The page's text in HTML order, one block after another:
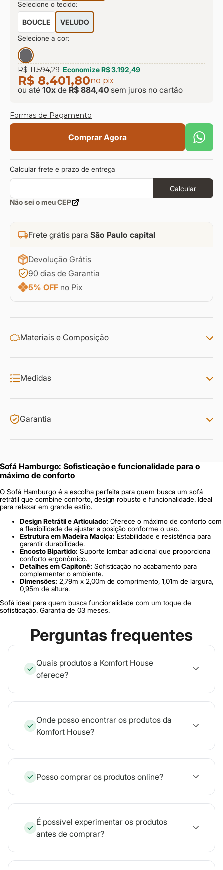
Selecione o tecido:
BOUCLE
VELUDO
Selecione a cor:
R$ 11.594,29 EconomizeR$ 3.192,49
R$ 8.401,80no pix
ou até 10x de R$ 884,40 sem juros no cartão
Formas de Pagamento
Comprar Agora
Calcular frete e prazo de entrega
Calcular
Não sei o meu CEP
Frete grátis para São Paulo capital
Devolução Grátis
90 dias de Garantia
5% OFF no Pix
Materiais e Composição
Medidas
Garantia
Sofá Hamburgo: Sofisticação e funcionalidade para o
máximo de conforto
O Sofá Hamburgo é a escolha perfeita para quem busca um sofá
retrátil que combine conforto, design robusto e funcionalidade. Ideal
para relaxar em grande estilo.
Design Retrátil e Articulado: Oferece o máximo de conforto com
a flexibilidade de ajustar a posição conforme o uso.
Estrutura em Madeira Maciça: Estabilidade e resistência para
garantir durabilidade.
Encosto Bipartido: Suporte lombar adicional que proporciona
conforto ergonômico.
Detalhes em Capitonê: Sofisticação no acabamento para
complementar o ambiente.
Dimensões: 2,79m x 2,00m de comprimento, 1,01m de largura,
0,95m de altura.
Sofá ideal para quem busca funcionalidade com um toque de
sofisticação. Garantia de 03 meses.
Perguntas frequentes
Quais produtos a Komfort House
oferece?
Onde posso encontrar os produtos da
Komfort House?
Posso comprar os produtos online?
É possível experimentar os produtos
antes de comprar?